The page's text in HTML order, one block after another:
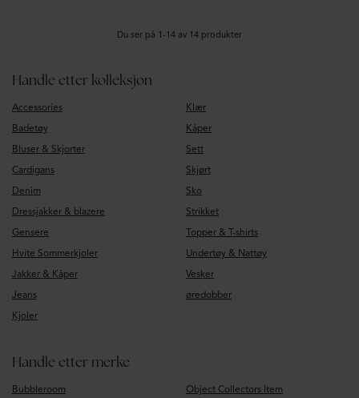
Du ser på 1-14 av 14 produkter
Handle etter kolleksjon
Accessories
Badetøy
Bluser & Skjorter
Cardigans
Denim
Dressjakker & blazere
Gensere
Hvite Sommerkjoler
Jakker & Kåper
Jeans
Kjoler
Klær
Kåper
Sett
Skjørt
Sko
Strikket
Topper & T-shirts
Undertøy & Nattøy
Vesker
øredobber
Handle etter merke
Bubbleroom
Object Collectors Item